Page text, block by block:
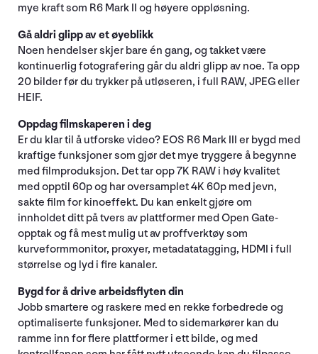
mye kraft som R6 Mark II og høyere oppløsning.
Gå aldri glipp av et øyeblikk
Noen hendelser skjer bare én gang, og takket være
kontinuerlig fotografering går du aldri glipp av noe. Ta opp
20 bilder før du trykker på utløseren, i full RAW, JPEG eller
HEIF.
Oppdag filmskaperen i deg
Er du klar til å utforske video? EOS R6 Mark III er bygd med
kraftige funksjoner som gjør det mye tryggere å begynne
med filmproduksjon. Det tar opp 7K RAW i høy kvalitet
med opptil 60p og har oversamplet 4K 60p med jevn,
sakte film for kinoeffekt. Du kan enkelt gjøre om
innholdet ditt på tvers av plattformer med Open Gate-
opptak og få mest mulig ut av proffverktøy som
kurveformmonitor, proxyer, metadatatagging, HDMI i full
størrelse og lyd i fire kanaler.
Bygd for å drive arbeidsflyten din
Jobb smartere og raskere med en rekke forbedrede og
optimaliserte funksjoner. Med to sidemarkører kan du
ramme inn for flere plattformer i ett bilde, og med